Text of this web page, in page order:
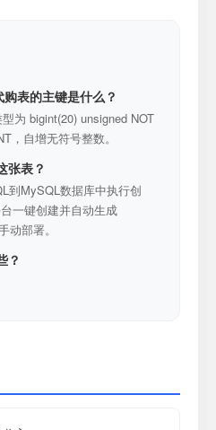
表的主键是什么？
为 bigint(20) unsigned NOT
，自增无符号整数。
张表？
到MySQL数据库中执行创
一键创建并自动生成
部署。
？